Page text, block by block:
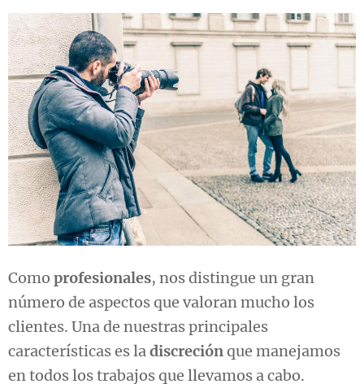
Como profesionales, nos distingue un gran
número de aspectos que valoran mucho los
clientes. Una de nuestras principales
características es ladiscreciónque manejamos
en todos los trabajos que llevamos a cabo.